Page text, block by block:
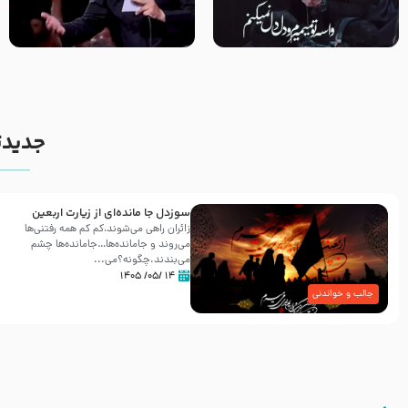
مصداق کربلا – حاج حسین سیب
شور ، حسینا! به‌ حق زهرا «أُنْظُرْ
إِلَینا» – عزاداری شب هفتم ماه
جالب و خواندنی
سوزدل جا مانده‌ای از زیارت اربعین
زائران راهی می‌شوند،کم‌ کم همه رفتنی‌ها
می‌روند و جامانده‌ها…جامانده‌ها چشم
می‌بندند.چگونه؟می‌...
۱۴ /۰۵/ ۱۴۰۵